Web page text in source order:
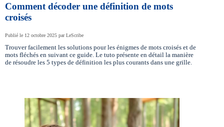
Comment décoder une définition de mots
croisés
Publié le 12 octobre 2025 par LeScribe
Trouver facilement les solutions pour les énigmes de mots croisés et de
mots fléchés en suivant ce guide. Le tuto présente en détail la manière
de résoudre les 5 types de définition les plus courants dans une grille.